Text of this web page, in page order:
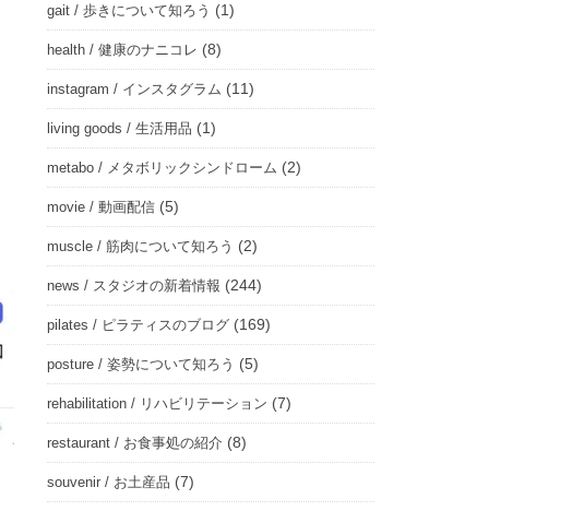
gait / 歩きについて知ろう (1)
health / 健康のナニコレ (8)
instagram / インスタグラム (11)
living goods / 生活用品 (1)
metabo / メタボリックシンドローム (2)
movie / 動画配信 (5)
muscle / 筋肉について知ろう (2)
news / スタジオの新着情報 (244)
pilates / ピラティスのブログ (169)
posture / 姿勢について知ろう (5)
rehabilitation / リハビリテーション (7)
restaurant / お食事処の紹介 (8)
souvenir / お土産品 (7)